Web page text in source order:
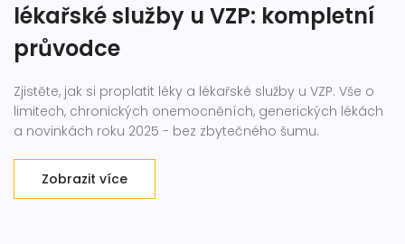
lékařské služby u VZP: kompletní
průvodce
Zjistěte, jak si proplatit léky a lékařské služby u VZP. Vše o
limitech, chronických onemocněních, generických lékách
a novinkách roku 2025 - bez zbytečného šumu.
Zobrazit více